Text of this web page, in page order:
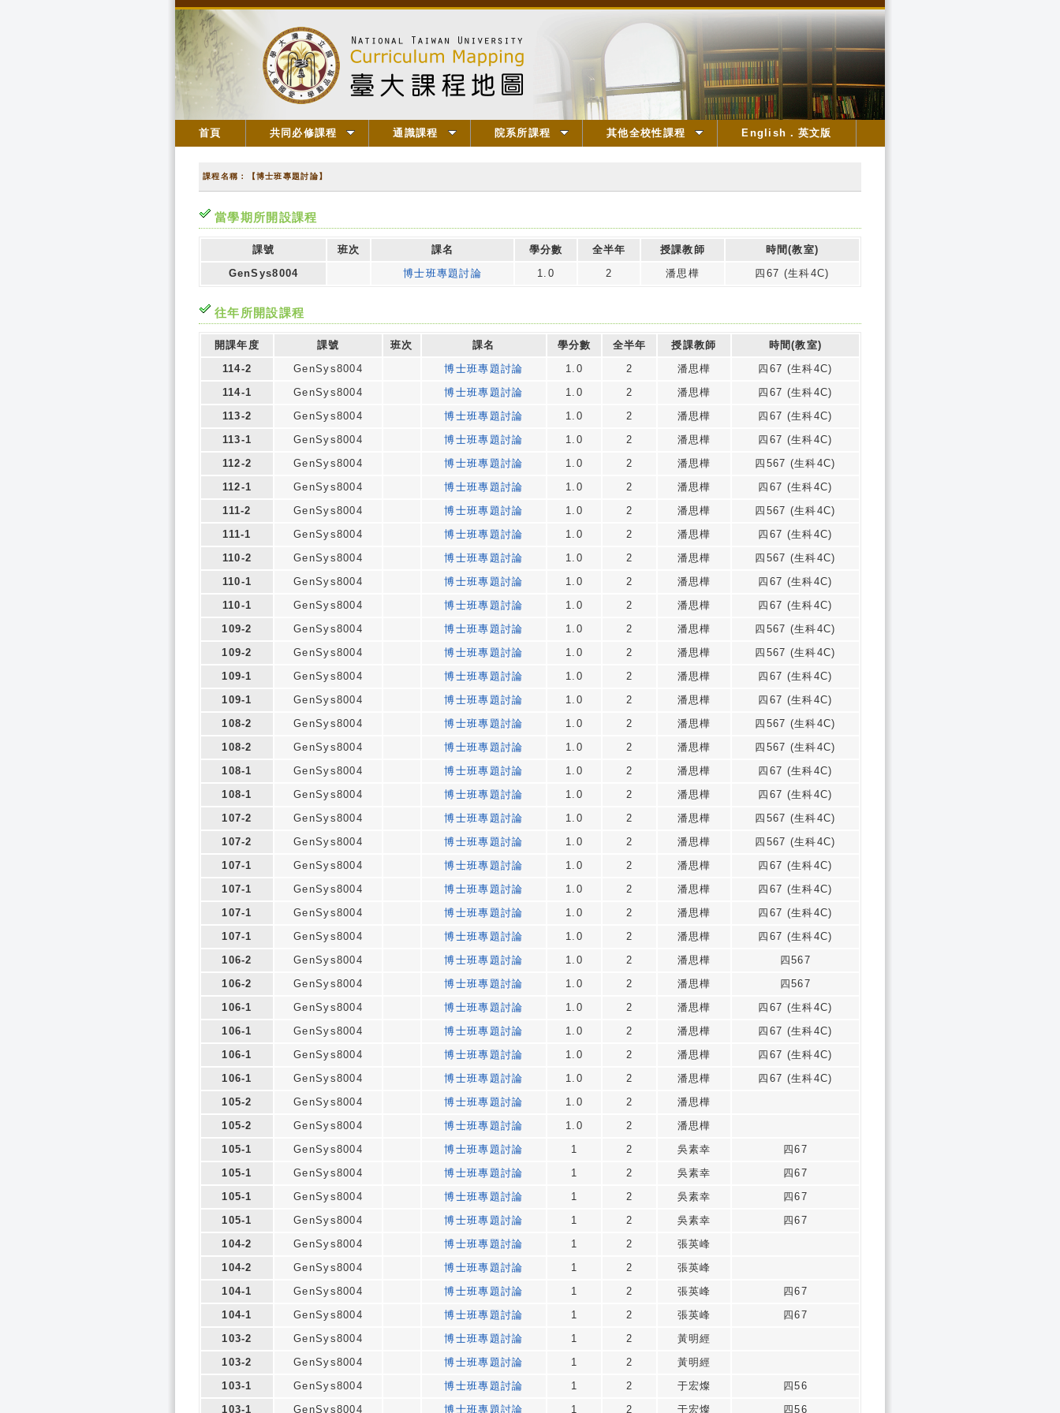
首頁 共同必修課程 通識課程 院系所課程 其他全校性課程 English．英文版
課程名稱：【博士班專題討論】
當學期所開設課程
課號 班次 課名 學分數 全半年 授課教師
時間(教室)
GenSys8004
博士班專題討論 1.0 2 潘思樺 四67 (生科4C)
往年所開設課程
開課年度 課號 班次 課名 學分數 全半年 授課教師
時間(教室)
114-2
GenSys8004 博士班專題討論 1.0 2 潘思樺
四67 (生科4C)
114-1
GenSys8004 博士班專題討論 1.0 2 潘思樺
四67 (生科4C)
113-2
GenSys8004 博士班專題討論 1.0 2 潘思樺
四67 (生科4C)
113-1
GenSys8004 博士班專題討論 1.0 2 潘思樺
四67 (生科4C)
112-2
GenSys8004 博士班專題討論 1.0 2 潘思樺
四567 (生科4C)
112-1
GenSys8004 博士班專題討論 1.0 2 潘思樺
四67 (生科4C)
111-2
GenSys8004 博士班專題討論 1.0 2 潘思樺
四567 (生科4C)
111-1
GenSys8004 博士班專題討論 1.0 2 潘思樺
四67 (生科4C)
110-2
GenSys8004 博士班專題討論 1.0 2 潘思樺
四567 (生科4C)
110-1
GenSys8004 博士班專題討論 1.0 2 潘思樺
四67 (生科4C)
110-1
GenSys8004 博士班專題討論 1.0 2 潘思樺
四67 (生科4C)
109-2
GenSys8004 博士班專題討論 1.0 2 潘思樺
四567 (生科4C)
109-2
GenSys8004 博士班專題討論 1.0 2 潘思樺
四567 (生科4C)
109-1
GenSys8004 博士班專題討論 1.0 2 潘思樺
四67 (生科4C)
109-1
GenSys8004 博士班專題討論 1.0 2 潘思樺
四67 (生科4C)
108-2
GenSys8004 博士班專題討論 1.0 2 潘思樺
四567 (生科4C)
108-2
GenSys8004 博士班專題討論 1.0 2 潘思樺
四567 (生科4C)
108-1
GenSys8004 博士班專題討論 1.0 2 潘思樺
四67 (生科4C)
108-1
GenSys8004 博士班專題討論 1.0 2 潘思樺
四67 (生科4C)
107-2
GenSys8004 博士班專題討論 1.0 2 潘思樺
四567 (生科4C)
107-2
GenSys8004 博士班專題討論 1.0 2 潘思樺
四567 (生科4C)
107-1
GenSys8004 博士班專題討論 1.0 2 潘思樺
四67 (生科4C)
107-1
GenSys8004 博士班專題討論 1.0 2 潘思樺
四67 (生科4C)
107-1
GenSys8004 博士班專題討論 1.0 2 潘思樺
四67 (生科4C)
107-1
GenSys8004 博士班專題討論 1.0 2 潘思樺
四67 (生科4C)
106-2
GenSys8004 博士班專題討論 1.0 2 潘思樺
四567
106-2
GenSys8004 博士班專題討論 1.0 2 潘思樺
四567
106-1
GenSys8004 博士班專題討論 1.0 2 潘思樺
四67 (生科4C)
106-1
GenSys8004 博士班專題討論 1.0 2 潘思樺
四67 (生科4C)
106-1
GenSys8004 博士班專題討論 1.0 2 潘思樺
四67 (生科4C)
106-1
GenSys8004 博士班專題討論 1.0 2 潘思樺
四67 (生科4C)
105-2
GenSys8004 博士班專題討論 1.0 2
潘思樺
105-2
GenSys8004 博士班專題討論 1.0 2
潘思樺
105-1
GenSys8004 博士班專題討論 1 2 吳素幸
四67
105-1
GenSys8004 博士班專題討論 1 2 吳素幸
四67
105-1
GenSys8004 博士班專題討論 1 2 吳素幸
四67
105-1
GenSys8004 博士班專題討論 1 2 吳素幸
四67
104-2
GenSys8004 博士班專題討論 1 2
張英峰
104-2
GenSys8004 博士班專題討論 1 2
張英峰
104-1
GenSys8004 博士班專題討論 1 2 張英峰
四67
104-1
GenSys8004 博士班專題討論 1 2 張英峰
四67
103-2
GenSys8004 博士班專題討論 1 2
黃明經
103-2
GenSys8004 博士班專題討論 1 2
黃明經
103-1
GenSys8004 博士班專題討論 1 2 于宏燦
四56
103-1
GenSys8004 博士班專題討論 1 2 于宏燦 四56